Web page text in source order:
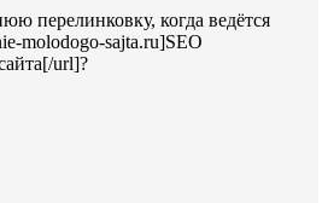
перелинковку, когда ведётся
molodogo-sajta.ru]SEO
url]?